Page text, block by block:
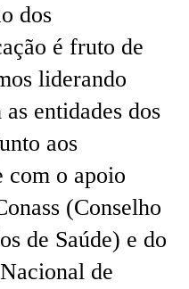
dos
é fruto de
liderando
entidades dos
aos
com o apoio
(Conselho
de Saúde) e do
de